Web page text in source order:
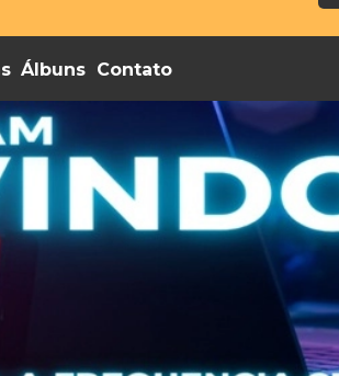
Álbuns Contato